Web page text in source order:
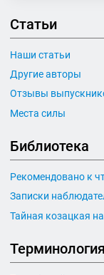
Статьи
Наши статьи
Другие авторы
Отзывы
Места силы
Библиотека
Рекомендовано к
Записки
Тайная козацкая
Терминология